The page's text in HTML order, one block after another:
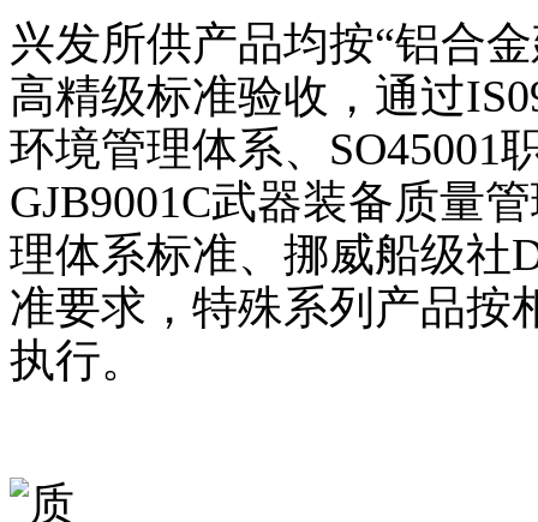
兴发所供产品均按“铝合
高精级标准验收，通过
环境管理体系、SO45001
GJB9001C武器装备质量
理体系标准、挪威船级社
准要求，特殊系列产品按
执行。